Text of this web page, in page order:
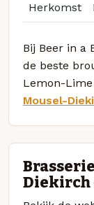
Herkomst
Bij Beer in a
de beste
Lemon-Lime
Mousel-
Diekirch